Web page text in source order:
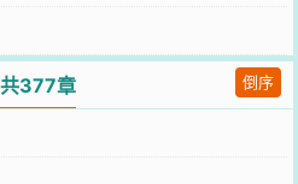
377章 倒序